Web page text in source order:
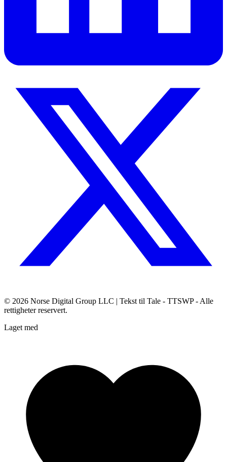
© 2026 Norse Digital Group LLC | Tekst til Tale - TTSWP - Alle
rettigheter reservert.
Laget med